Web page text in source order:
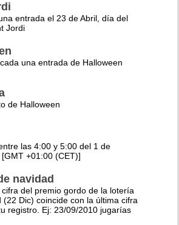
entrada el 23 de Abril, día del
Jordi
una entrada de Halloween
de Halloween
las 4:00 y 5:00 del 1 de
+01:00 (CET)]
navidad
del premio gordo de la lotería
(22 Dic) coincide con la última cifra
registro. Ej: 23/09/2010 jugarías